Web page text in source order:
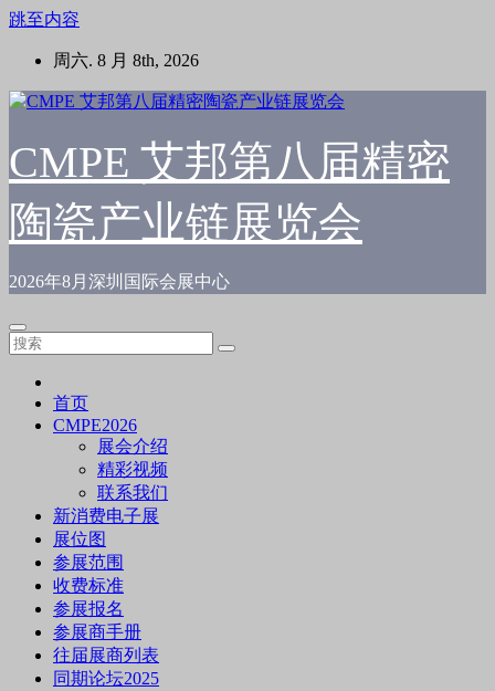
跳至内容
周六. 8 月 8th, 2026
CMPE 艾邦第八届精密
陶瓷产业链展览会
2026年8月深圳国际会展中心
首页
CMPE2026
展会介绍
精彩视频
联系我们
新消费电子展
展位图
参展范围
收费标准
参展报名
参展商手册
往届展商列表
同期论坛2025